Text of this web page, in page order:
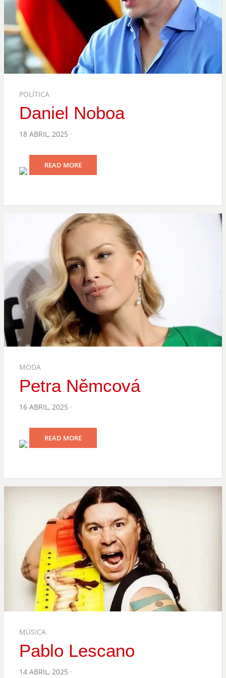
POLÍTICA
Daniel Noboa
POSTED
18 ABRIL, 2025
READ MORE
MODA
Petra Němcová
POSTED
16 ABRIL, 2025
READ MORE
MÚSICA
Pablo Lescano
POSTED
14 ABRIL, 2025